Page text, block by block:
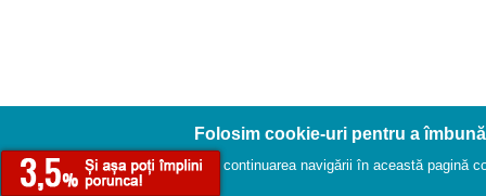
Folosim cookie-uri pentru a
Prin continuarea navigării în această pagină